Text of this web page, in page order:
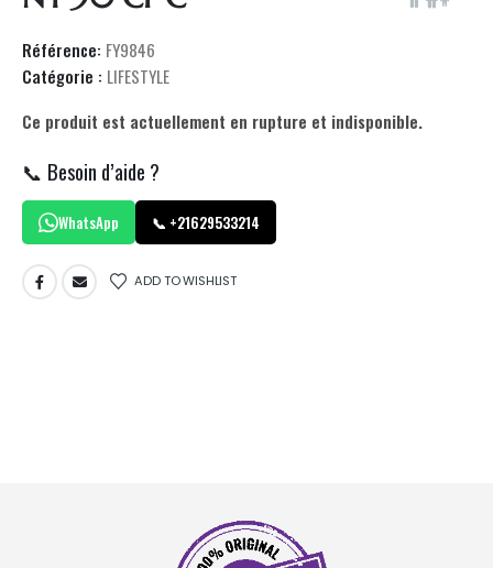
Référence: FY9846
Catégorie : LIFESTYLE
Ce produit est actuellement en rupture et indisponible.
📞 Besoin d’aide ?
WhatsApp 📞 +21629533214
ADD TO WISHLIST